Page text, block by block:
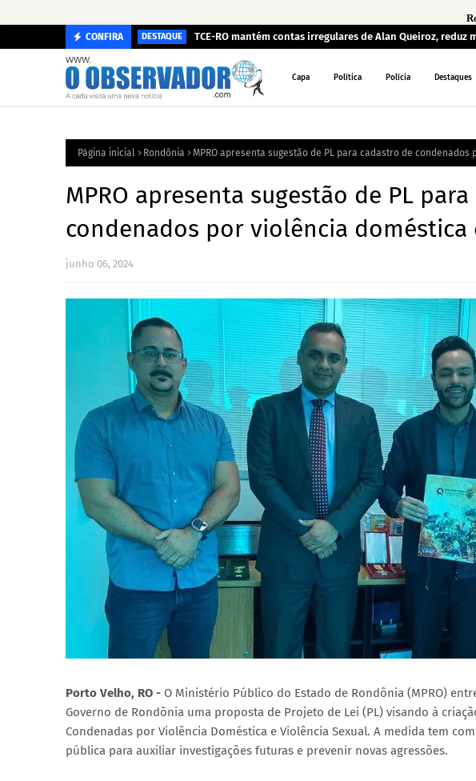
CONFIRA DESTAQUE TCE-RO mantém contas irregulares de Alan Queiroz,
Capa Política Polícia Destaques
Página inicial Rondônia MPRO apresenta sugestão de PL para cadastro de
MPRO apresenta sugestão de PL
condenados por violência doméstica
junho 06, 2024
Porto Velho, RO - O Ministério Público do Estado de Rondônia (MPRO)
Governo de Rondônia uma proposta de Projeto de Lei (PL) visando à
Condenadas por Violência Doméstica e Violência Sexual. A medida tem
pública para auxiliar investigações futuras e prevenir novas agressões.